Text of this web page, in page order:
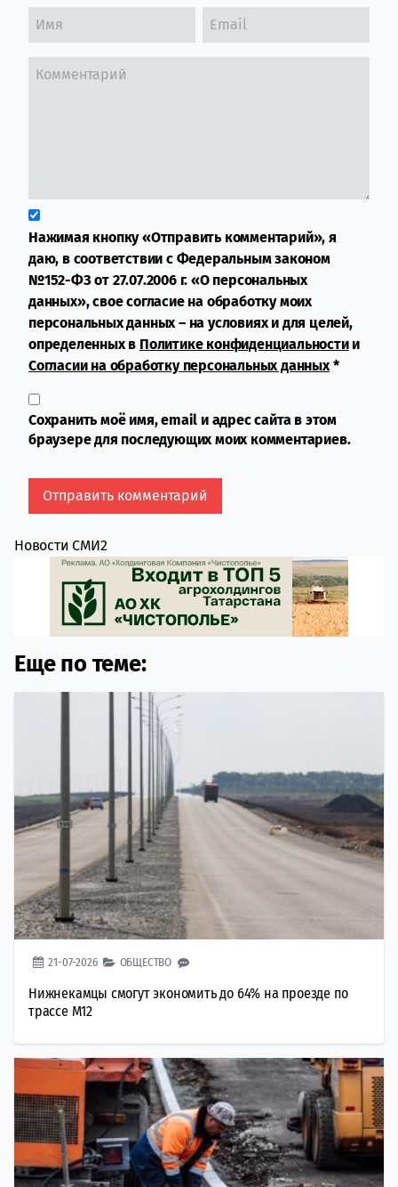
Нажимая кнопку «Отправить комментарий», я
даю, в соответствии с Федеральным законом
№152-ФЗ от 27.07.2006 г. «О персональных
данных», свое согласие на обработку моих
персональных данных – на условиях и для целей,
определенных в Политике конфиденциальностии
Согласии на обработку персональных данных*
Сохранить моё имя, email и адрес сайта в этом
браузере для последующих моих комментариев.
Новости СМИ2
Еще по теме:
21-07-2026 ОБЩЕСТВО
Нижнекамцы смогут экономить до 64% на проезде по
трассе М12